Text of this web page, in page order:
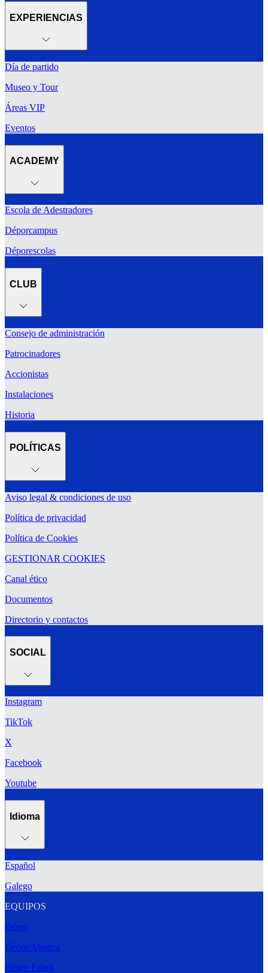
EXPERIENCIAS
Día de partido
Museo y Tour
Áreas VIP
Eventos
ACADEMY
Escola de Adestradores
Déporcampus
Déporescolas
CLUB
Consejo de administración
Patrocinadores
Accionistas
Instalaciones
Historia
POLÍTICAS
Aviso legal & condiciones de uso
Política de privacidad
Política de Cookies
GESTIONAR COOKIES
Canal ético
Documentos
Directorio y contactos
SOCIAL
Instagram
TikTok
X
Facebook
Youtube
Idioma
Español
Galego
EQUIPOS
Dépor
Dépor Abanca
Dépor Fabril